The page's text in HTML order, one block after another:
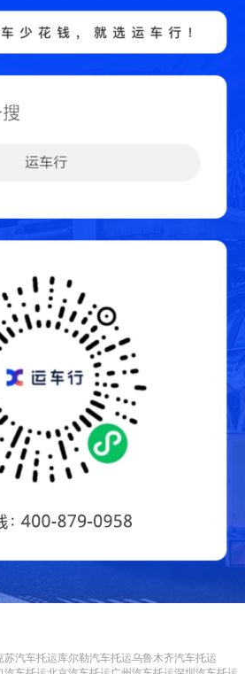
苏汽车托运库尔勒汽车托运乌鲁木齐汽车托运